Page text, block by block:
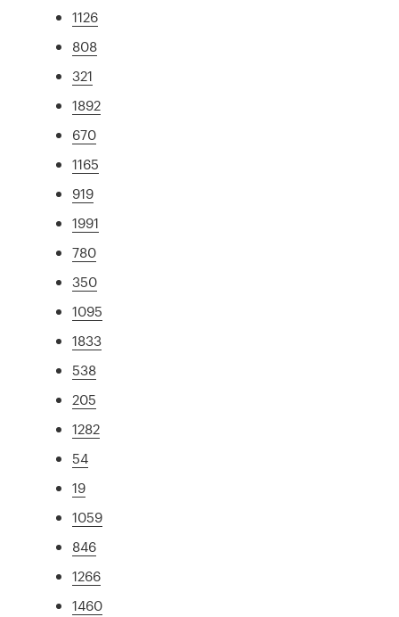
1126
808
321
1892
670
1165
919
1991
780
350
1095
1833
538
205
1282
54
19
1059
846
1266
1460